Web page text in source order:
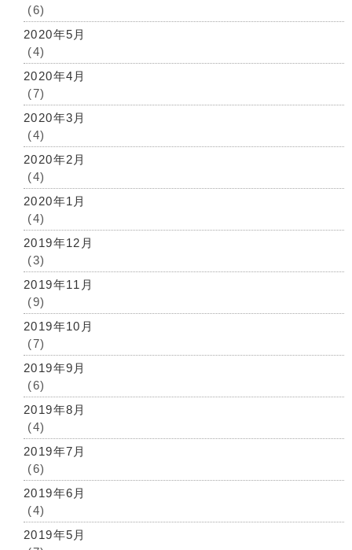
(6)
2020年5月
(4)
2020年4月
(7)
2020年3月
(4)
2020年2月
(4)
2020年1月
(4)
2019年12月
(3)
2019年11月
(9)
2019年10月
(7)
2019年9月
(6)
2019年8月
(4)
2019年7月
(6)
2019年6月
(4)
2019年5月